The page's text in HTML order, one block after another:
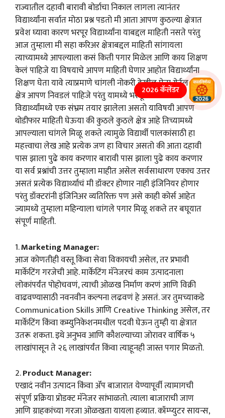
राज्यातील दहावी बारावी बोर्डाचा निकाल लागला त्यानंतर
विद्यार्थ्यांना सर्वात मोठा प्रश्न पडतो मी आता आपण कुठल्या क्षेत्रात
प्रवेश घ्यावा कारण भरपूर विद्यार्थ्यांना याबद्दल माहिती नसते परंतु
आज तुम्हाला मी सहा करिअर क्षेत्राबद्दल माहिती सांगायला
त्याच्यामध्ये आपल्याला कसं किती पगार मिळेल आणि काय शिक्षण
केलं पाहिजे या विषयाचे आपण माहिती घेणार आहोत विद्यार्थ्यांना
शिक्षण घेता यावे त्याप्रमाणे चांगली नोकरी देखील घेता येईल असं
क्षेत्र आपण निवडलं पाहिजे परंतु यामध्ये भरपूर पालकांमध्ये
विद्यार्थ्यांमध्ये एक संभ्रम तयार झालेला असतो याविषयी आपण
थोडीफार माहिती घेऊया की कुठले कुठले क्षेत्र आहे तिच्यामध्ये
आपल्याला चांगले मिळू शकते त्यामुळे विद्यार्थी पालकांसाठी हा
महत्त्वाचा लेख आहे प्रत्येक जण हा विचार असतो की आता दहावी
पास झाला पुढे काय करणार बारावी पास झाला पुढे काय करणार
या सर्व प्रश्नांची उत्तर तुम्हाला माहीत असेल सर्वसाधारण एकाच उत्तर
असतं प्रत्येक विद्यार्थ्याचं मी डॉक्टर होणार नाही इंजिनियर होणार
परंतु डॉक्टरांनी इंजिनिअर व्यतिरिक्त पण असे काही कोर्स आहेत
ज्यामध्ये तुम्हाला महिन्याला चांगले पगार मिळू शकते तर बघूयात
संपूर्ण माहिती.
1.Marketing Manager:
आज कोणतीही वस्तू किंवा सेवा विकायची असेल, तर प्रभावी
मार्केटिंग गरजेची आहे. मार्केटिंग मॅनेजरचं काम उत्पादनाला
लोकांपर्यंत पोहोचवणं, त्याची ओळख निर्माण करणं आणि विक्री
वाढवण्यासाठी नवनवीन कल्पना लढवणं हे असतं. जर तुमच्याकडे
Communication Skills आणि Creative Thinking असेल, तर
मार्केटिंग किंवा कम्युनिकेशनमधील पदवी घेऊन तुम्ही या क्षेत्रात
उतरू शकता. इथे अनुभव आणि कौशल्याच्या जोरावर वार्षिक ५
लाखांपासून ते २६ लाखांपर्यंत किंवा त्याहूनही जास्त पगार मिळतो.
2.Product Manager:
एखादं नवीन उत्पादन किंवा ॲप बाजारात येण्यापूर्वी त्यामागची
संपूर्ण प्रक्रिया प्रोडक्ट मॅनेजर सांभाळतो. त्याला बाजाराची जाण
आणि ग्राहकांच्या गरजा ओळखता यायला हव्यात. कॉम्प्युटर सायन्स,
2026 कॅलेंडर